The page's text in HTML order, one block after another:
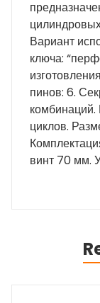
Вариант
ключа:
пинов: 6.
циклов.
винт 70 мм.